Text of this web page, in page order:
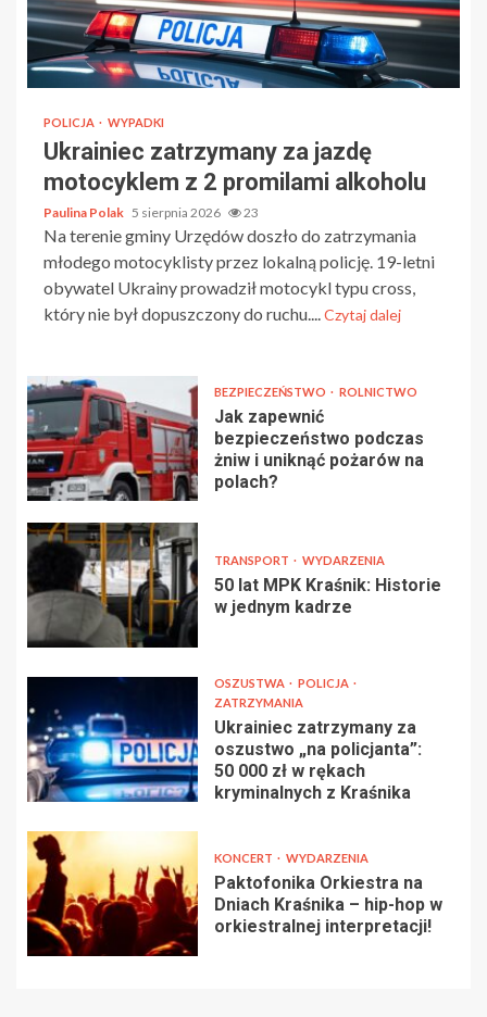
POLICJA WYPADKI
Ukrainiec zatrzymany za jazdę
motocyklem z 2 promilami alkoholu
Paulina Polak 5 sierpnia 2026 23
Na terenie gminy Urzędów doszło do zatrzymania
młodego motocyklisty przez lokalną policję. 19-letni
obywatel Ukrainy prowadził motocykl typu cross,
który nie był dopuszczony do ruchu....Czytaj dalej
BEZPIECZEŃSTWO ROLNICTWO
Jak zapewnić
bezpieczeństwo podczas
żniw i uniknąć pożarów na
polach?
TRANSPORT WYDARZENIA
50 lat MPK Kraśnik: Historie
w jednym kadrze
OSZUSTWA
POLICJA
ZATRZYMANIA
Ukrainiec zatrzymany za
oszustwo „na policjanta”:
50 000 zł w rękach
kryminalnych z Kraśnika
KONCERT WYDARZENIA
Paktofonika Orkiestra na
Dniach Kraśnika – hip-hop w
orkiestralnej interpretacji!